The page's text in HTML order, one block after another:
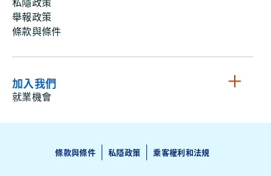
舉報政策
條款與條件
加入我們
就業機會
條款與條件 私隱政策 乘客權利和法規